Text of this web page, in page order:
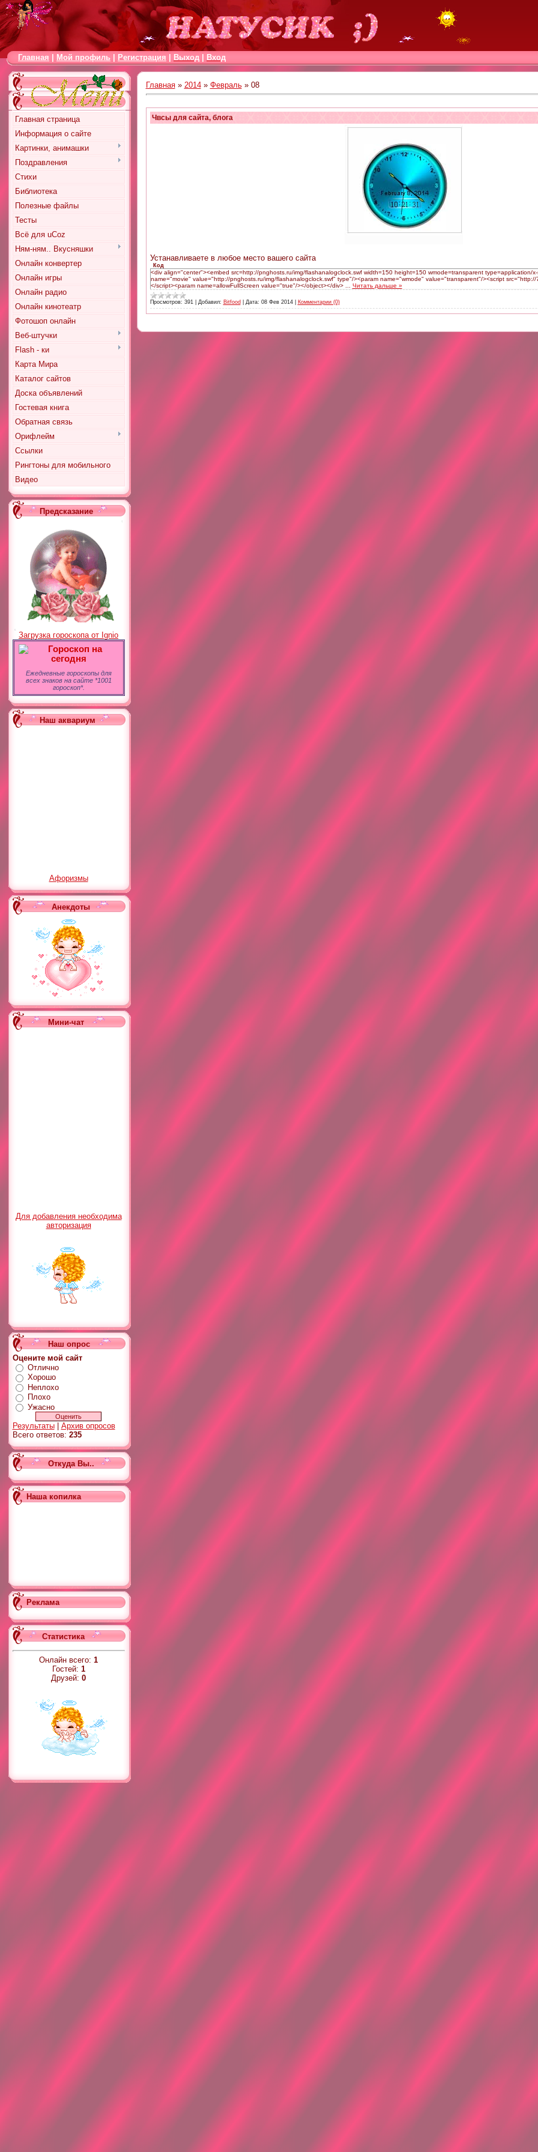
Главная Мой профиль Регистрация Выход Вход
Главная страница
Информация о сайте
Картинки, анимашки
Поздравления
Стихи
Библиотека
Полезные файлы
Тесты
Всё для uCoz
Ням-ням.. Вкусняшки
Онлайн конвертер
Онлайн игры
Онлайн радио
Онлайн кинотеатр
Фотошоп онлайн
Веб-штучки
Flash - ки
Карта Мира
Каталог сайтов
Доска объявлений
Гостевая книга
Обратная связь
Орифлейм
Ссылки
Рингтоны для мобильного
Видео
Предсказание
Загрузка гороскопа от Ignio
Гороскоп на
сегодня
Ежедневные гороскопы для
всех знаков на сайте *1001
гороскоп*.
Наш аквариум
Афоризмы
Анекдоты
Мини-чат
Для добавления необходима
авторизация
Наш опрос
Оцените мой сайт
Отлично
Хорошо
Неплохо
Плохо
Ужасно
Результаты| Архив опросов
Всего ответов: 235
Откуда Вы..
Наша копилка
Реклама
Статистика
Онлайн всего: 1
Гостей: 1
Друзей: 0
Главная» 2014 » Февраль » 08
Чвсы для сайта, блога
Устанавливаете в любое место вашего сайта
Код
<div align="center"><embed src=http://pnghosts.ru/img/flashanalogclock.swf width=150 height=150 wmode=transparent type=application/
name="movie" value="http://pnghosts.ru/img/flashanalogclock.swf" type"/><param name="wmode" value="transparent"/><script
</script><param name=allowFullScreen value="true"/></object></div>
Читать дальше »
Просмотров: 391 Добавил: Bitfood Дата: 08 Фев 2014 Комментарии (0)